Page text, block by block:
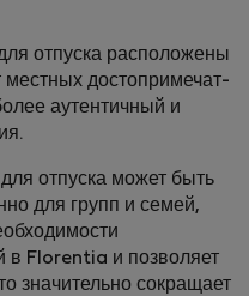
отпуска расположены
местных достопримечат­
аутентичный и
отпуска может быть
для групп и семей,
в Florentia и позволяет
значительно сокращает